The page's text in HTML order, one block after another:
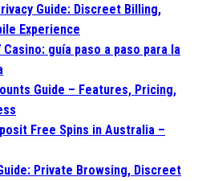
Guide: Discreet Billing,
Experience
guía paso a paso para la
Guide – Features, Pricing,
Free Spins in Australia –
Private Browsing, Discreet